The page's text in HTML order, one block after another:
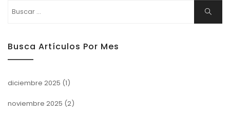
Buscar
Busca Artículos Por Mes
diciembre 2025 (1)
noviembre 2025 (2)